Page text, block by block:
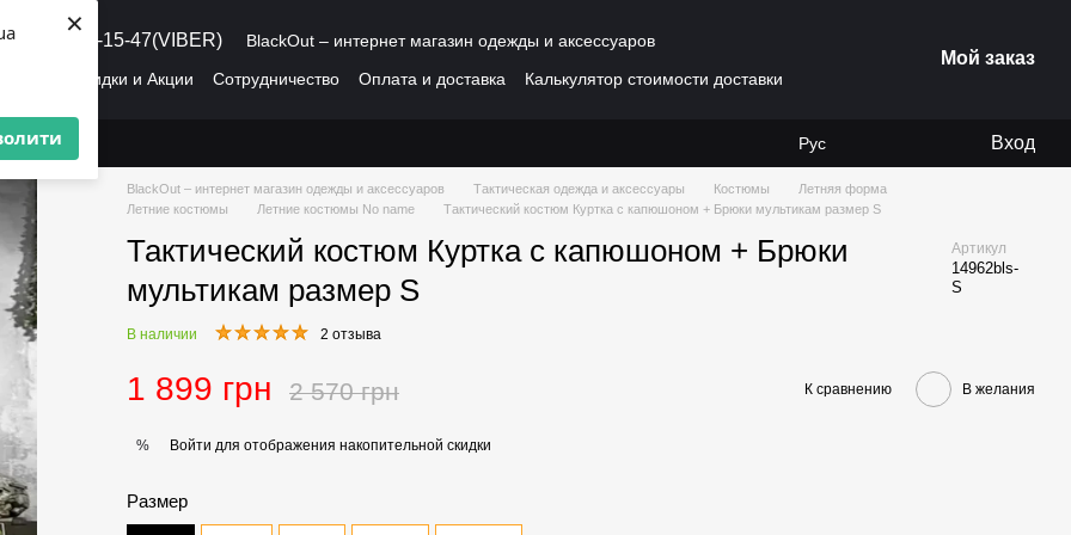
×
(095) 486-15-47(VIBER)
BlackOut – интернет магазин одежды и аксессуаров
Скидки и Акции Сотрудничество Оплата и доставка
Калькулятор стоимости доставки
Мой заказ
Рус Вход
BlackOut – интернет магазин одежды и аксессуаров Тактическая одежда и аксессуары Костюмы
Летняя форма
Летние костюмы
Летние костюмы No name Тактический костюм Куртка с капюшоном + Брюки мультикам размер S
Тактический костюм Куртка с капюшоном + Брюки
мультикам размер S
Артикул
14962bls-
S
В наличии 2 отзыва
1 899 грн 2 570 грн К сравнению В желания
% Войти для отображения накопительной скидки
Размер